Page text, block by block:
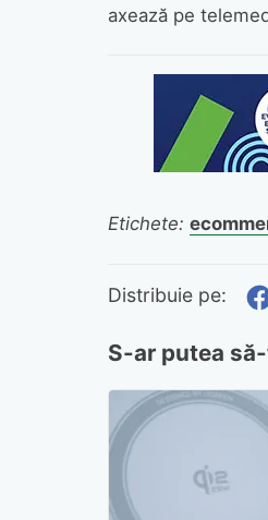
axează pe
Etichete:
Distribuie pe:
S-ar putea